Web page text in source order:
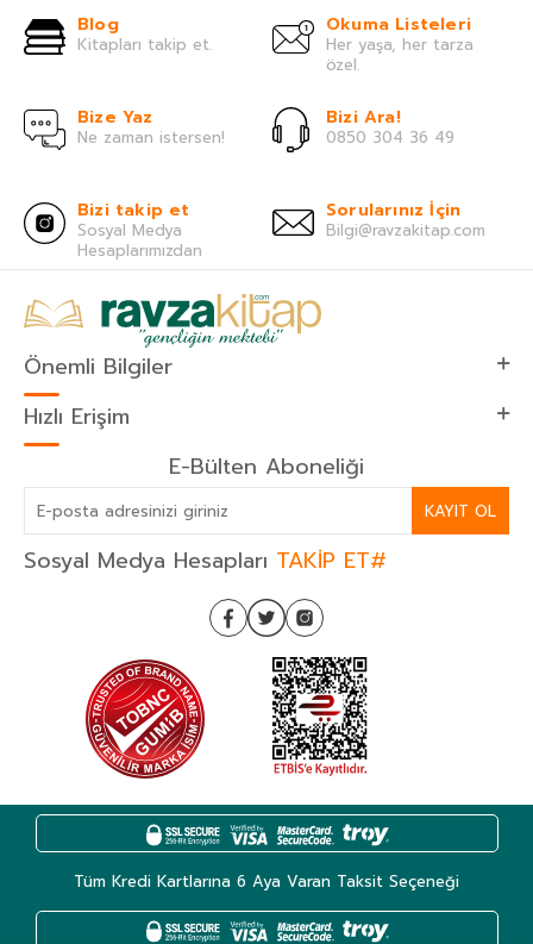
Blog
Kitapları takip et.
Okuma Listeleri
Her yaşa, her tarza
özel.
Bize Yaz
Ne zaman istersen!
Bizi Ara!
0850 304 36 49
Bizi takip et
Sosyal Medya
Hesaplarımızdan
Sorularınız İçin
Bilgi@ravzakitap.com
Önemli Bilgiler
Hızlı Erişim
E-Bülten Aboneliği
KAYIT OL
Sosyal Medya Hesapları TAKİP ET#
Tüm Kredi Kartlarına 6 Aya Varan Taksit Seçeneği